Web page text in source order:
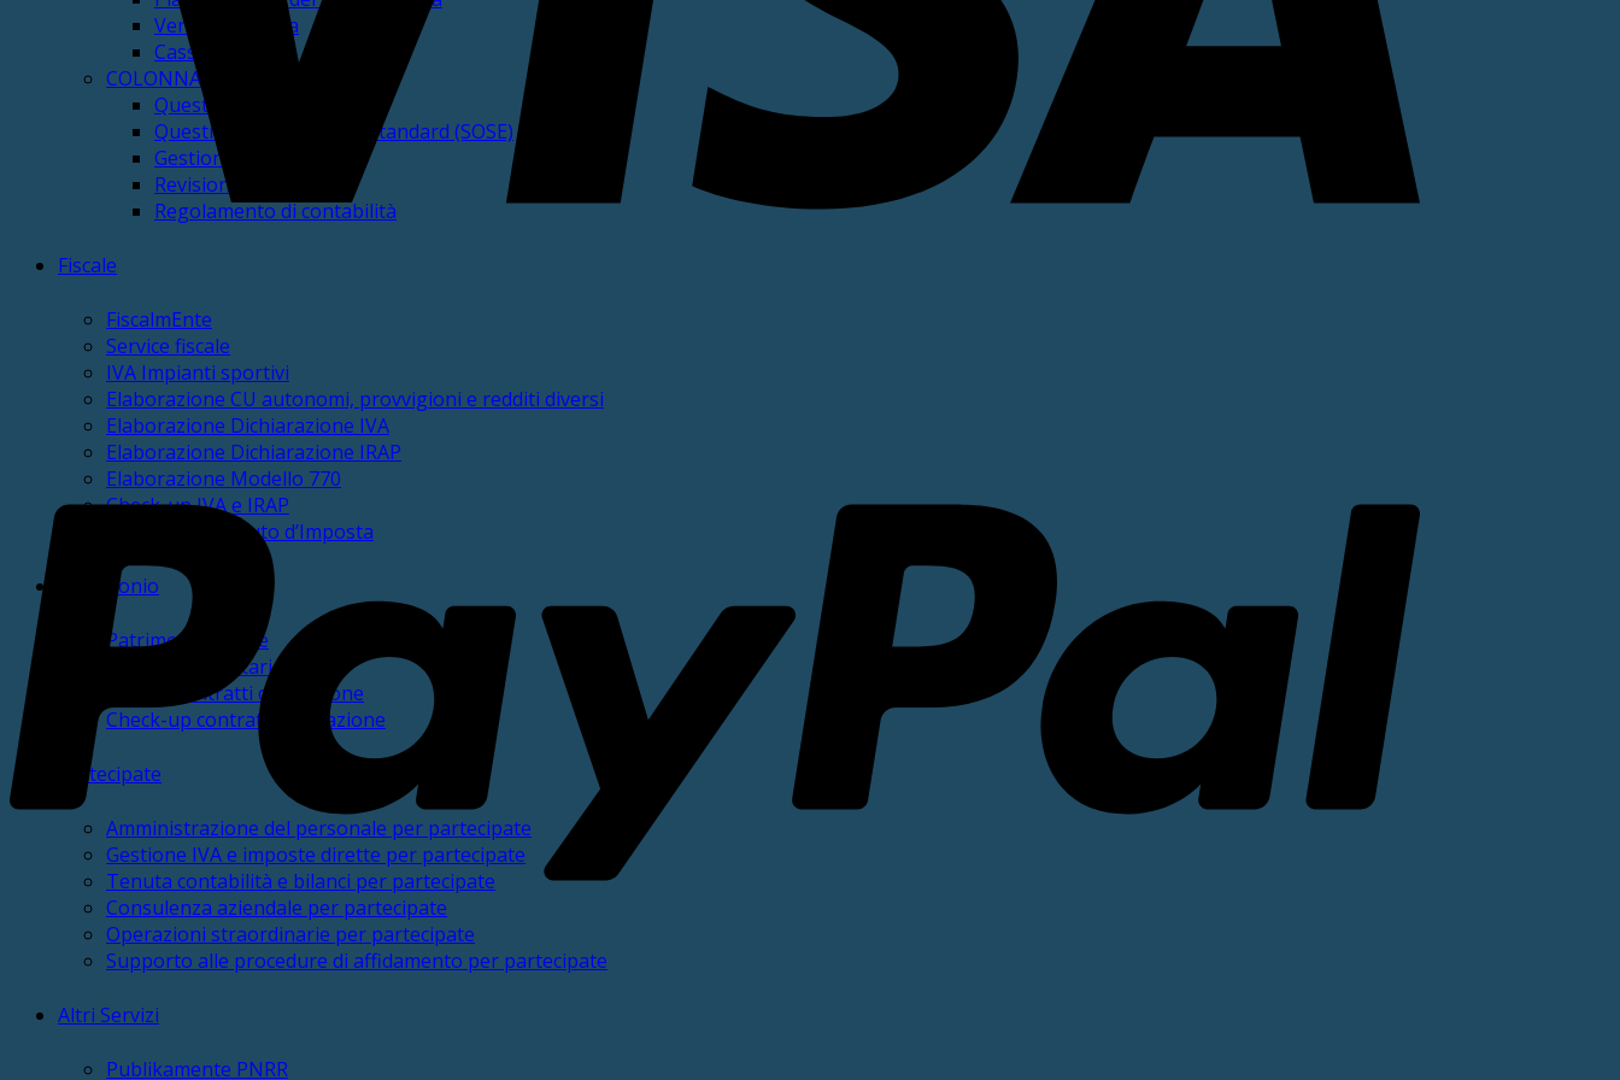
Verifica di Cassa
Cassa Vincolata
COLONNA Altri servizi Contabili
Questionari dei Revisori
Questionari fabbisogni standard (SOSE)
Gestione PCC
Revisione GAP
Regolamento di contabilità
Fiscale
FiscalmEnte
Service fiscale
IVA Impianti sportivi
Elaborazione CU autonomi, provvigioni e redditi diversi
Elaborazione Dichiarazione IVA
Elaborazione Dichiarazione IRAP
Elaborazione Modello 770
Check-up IVA e IRAP
Check-up Sostituto d’Imposta
Patrimonio
PatrimonialmEnte
Gestione inventario
Service contratti di locazione
Check-up contratti di locazione
Partecipate
Amministrazione del personale per partecipate
Gestione IVA e imposte dirette per partecipate
Tenuta contabilità e bilanci per partecipate
Consulenza aziendale per partecipate
Operazioni straordinarie per partecipate
Supporto alle procedure di affidamento per partecipate
Altri Servizi
Publikamente PNRR